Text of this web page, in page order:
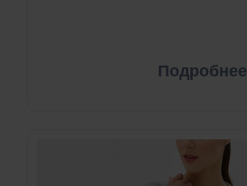
Подробнее